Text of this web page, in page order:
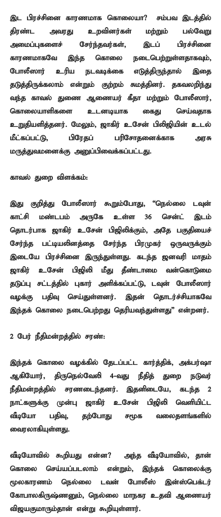
இட பிரச்சினை காரணமாக கொலையா? – சம்பவ இடத்தில்
திரண்ட அவரது உறவினர்கள் மற்றும் பல்வேறு
அமைப்புகளைச் சேர்ந்தவர்கள், இடப் பிரச்சினை
காரணமாகவே இந்த கொலை நடைபெற்றுள்ளதாகவும்,
போலீஸார் உரிய நடவடிக்கை எடுத்திருந்தால் இதை
தடுத்திருக்கலாம் என்றும் குற்றம் சுமத்தினர். தகவலறிந்து
வந்த காவல் துணை ஆணையர் கீதா மற்றும் போலீஸார்,
கொலையாளிகளை உடனடியாக கைது செய்வதாக
உறுதியளித்தனர். மேலும், ஜாகிர் உசேன் பிலிஜியின் உடல்
மீட்கப்பட்டு, பிரேதப் பரிசோதனைக்காக அரசு
மருத்துவமனைக்கு அனுப்பிவைக்கப்பட்டது.
காவல் துறை விளக்கம்:
இது குறித்து போலீஸார் கூறும்போது, “நெல்லை டவுன்
காட்சி மண்டபம் அருகே உள்ள 36 சென்ட் இடம்
தொடர்பாக ஜாகிர் உசேன் பிஜிலிக்கும், அதே பகுதியைச்
சேர்ந்த பட்டியலினத்தை சேர்ந்த பிரமுகர் ஒருவருக்கும்
இடையே பிரச்சினை இருந்துள்ளது. கடந்த ஜனவரி மாதம்
ஜாகிர் உசேன் பிஜிலி மீது தீண்டாமை வன்கொடுமை
தடுப்பு சட்டத்தில் புகார் அளிக்கப்பட்டு, டவுன் போலீஸார்
வழக்கு பதிவு செய்துள்ளனர். இதன் தொடர்ச்சியாகவே
இந்தக் கொலை நடைபெற்றது தெரியவந்துள்ளது” என்றனர்.
2 பேர் நீதிமன்றத்தில் சரண்:
இந்தக் கொலை வழக்கில் தேடப்பட்ட கார்த்திக், அக்பர்ஷா
ஆகியோர், திருநெல்வேலி 4-வது நீதித் துறை நடுவர்
நீதிமன்றத்தில் சரணடைந்தனர். இதனிடையே, கடந்த 2
நாட்களுக்கு முன்பு ஜாகிர் உசேன் பிஜிலி வெளியிட்ட
வீடியோ பதிவு, தற்போது சமூக வலைதளங்களில்
வைரலாகியுள்ளது.
வீடியோவில் கூறியது என்ன? – அந்த வீடியோவில், தான்
கொலை செய்யப்படலாம் என்றும், இந்தக் கொலைக்கு
மூலகாரணம் நெல்லை டவன் போலீஸ் இன்ஸ்பெக்டர்
கோபாலகிருஷ்ணனும், நெல்லை மாநகர உதவி ஆணையர்
விஜயகுமாரும்தான் என்று கூறியுள்ளார்.